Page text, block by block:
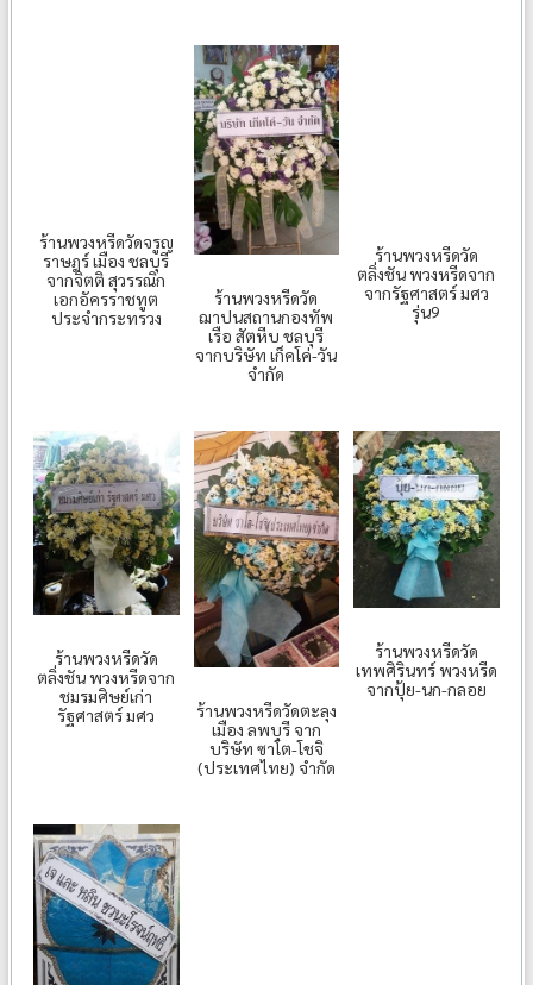
ร้านพวงหรีดวัดจรูญ
ราษฎร์ เมือง ชลบุรี
จากจิตติ สุวรรณิก
เอกอัครราชทูต
ประจำกระทรวง
ร้านพวงหรีดวัด
ฌาปนสถานกองทัพ
เรือ สัตหีบ ชลบุรี
จากบริษัท เก็คโค่-วัน
จำกัด
ร้านพวงหรีดวัด
ตลิ่งชัน พวงหรีดจาก
จากรัฐศาสตร์ มศว
รุ่น9
ร้านพวงหรีดวัด
ตลิ่งชัน พวงหรีดจาก
ชมรมศิษย์เก่า
รัฐศาสตร์ มศว
ร้านพวงหรีดวัดตะลุง
เมือง ลพบุรี จาก
บริษัท ซาโต-โชจิ
(ประเทศไทย) จำกัด
ร้านพวงหรีดวัด
เทพศิรินทร์ พวงหรีด
จากปุ้ย-นก-กลอย